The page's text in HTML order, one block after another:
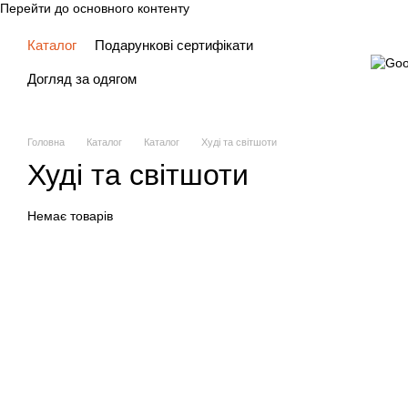
Перейти до основного контенту
Каталог Подарункові сертифікати
Догляд за одягом
Головна Каталог Каталог Худі та світшоти
Худі та світшоти
Немає товарів